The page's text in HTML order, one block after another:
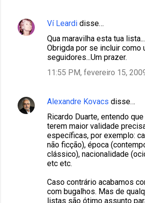
Ví Leardi disse…
Qua maravilha esta tua
Obrigda por se incluir como
seguidores...Um prazer.
11:55 PM, fevereiro 15,
Alexandre Kovacs disse…
Ricardo Duarte, entendo
terem maior validade
específicas, por exemplo:
não ficção), época
clássico), nacionalidade
etc etc.
Caso contrário acabamos
com bugalhos. Mas de
listas são ótimo assunto